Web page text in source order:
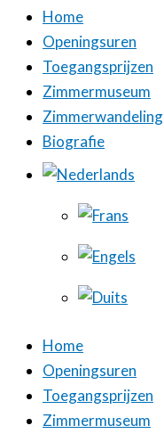
Home
Openingsuren
Toegangsprijzen
Zimmermuseum
Zimmerwandeling
Biografie
Home
Openingsuren
Toegangsprijzen
Zimmermuseum